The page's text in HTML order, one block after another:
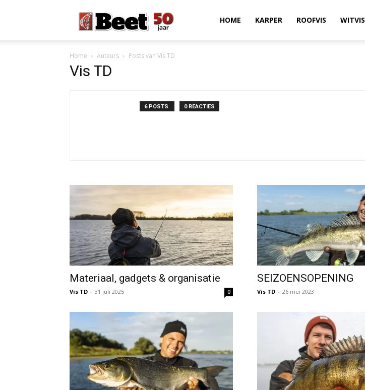
HOME KARPER ROOFVIS WITVIS
Home Auteurs Posts van Vis TD
Vis TD
6 POSTS 0 REACTIES
Materiaal, gadgets & organisatie
Vis TD - 31 juli 2025 0
SEIZOENSOPENING
Vis TD - 26 mei 2023